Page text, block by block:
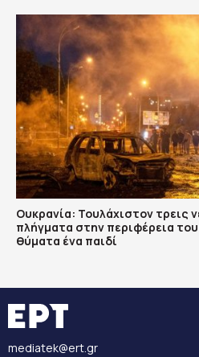
Ουκρανία: Τουλάχιστον τρεις
πλήγματα στην περιφέρεια
θύματα ένα παιδί
mediatek@ert.gr